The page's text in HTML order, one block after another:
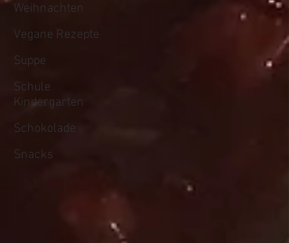
Weihnachten
Vegane Rezepte
Suppe
Schule
Kindergarten
Schokolade
Snacks